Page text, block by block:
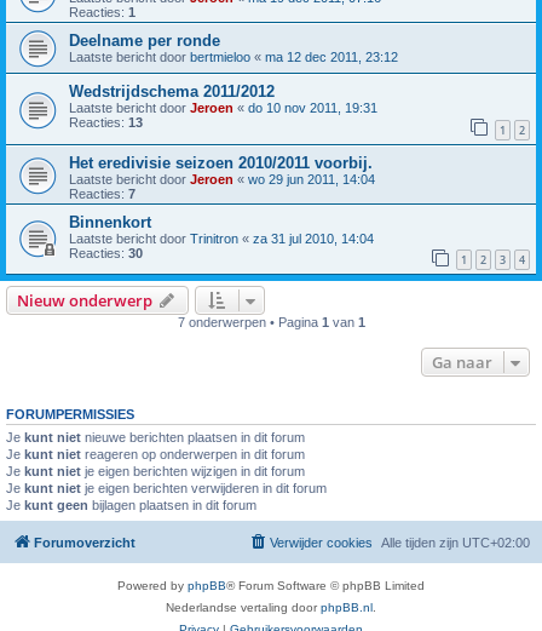
Reacties: 1
Deelname per ronde
Laatste bericht door bertmieloo « ma 12 dec 2011, 23:12
Wedstrijdschema 2011/2012
Laatste bericht door Jeroen « do 10 nov 2011, 19:31
Reacties: 13 1 2
Het eredivisie seizoen 2010/2011 voorbij.
Laatste bericht door Jeroen « wo 29 jun 2011, 14:04
Reacties: 7
Binnenkort
Laatste bericht door Trinitron « za 31 jul 2010, 14:04
Reacties: 30 1 2 3 4
Nieuw onderwerp
7 onderwerpen • Pagina 1van 1
Ga naar
FORUMPERMISSIES
Je kunt niet nieuwe berichten plaatsen in dit forum
Je kunt niet reageren op onderwerpen in dit forum
Je kunt niet je eigen berichten wijzigen in dit forum
Je kunt niet je eigen berichten verwijderen in dit forum
Je kunt geen bijlagen plaatsen in dit forum
Forumoverzicht Alle tijden zijn UTC+02:00
Verwijder cookies
Powered by phpBB® Forum Software © phpBB Limited
Nederlandse vertaling doorphpBB.nl